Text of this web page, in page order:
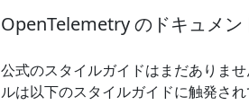
OpenTelemetry のドキュメン
公式のスタイルガイドはまだありま
ルは以下のスタイルガイドに触発され